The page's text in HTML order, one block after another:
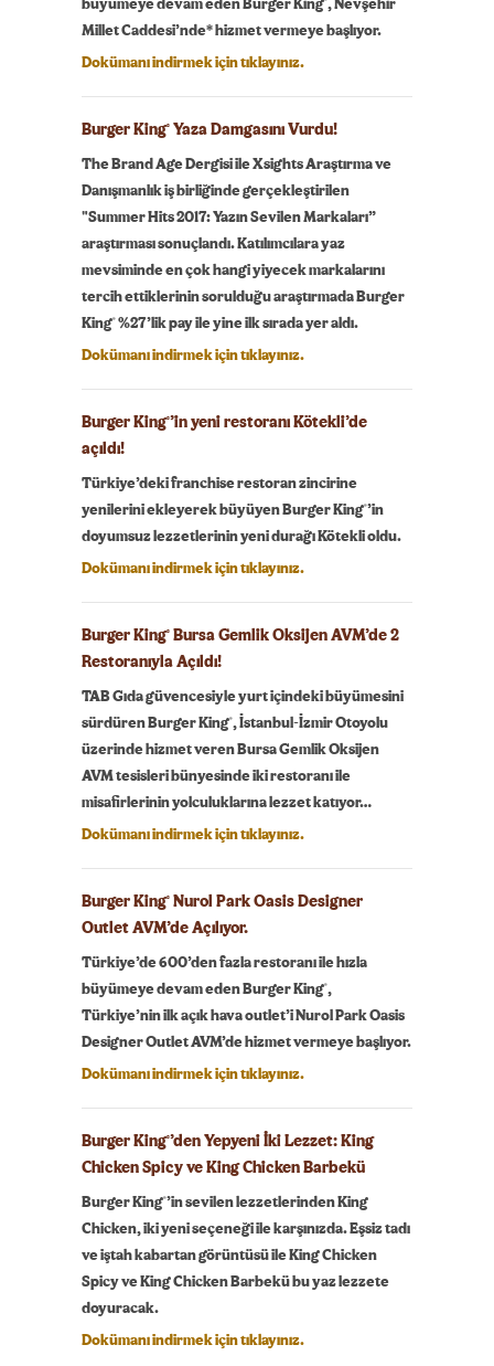
büyümeye devam eden Burger King , Nevşehir
Millet Caddesi’nde* hizmet vermeye başlıyor.
Dokümanı indirmek için tıklayınız.
Burger King® Yaza Damgasını Vurdu!
The Brand Age Dergisi ile Xsights Araştırma ve
Danışmanlık iş birliğinde gerçekleştirilen
"Summer Hits 2017: Yazın Sevilen Markaları”
araştırması sonuçlandı. Katılımcılara yaz
mevsiminde en çok hangi yiyecek markalarını
tercih ettiklerinin sorulduğu araştırmada Burger
King® %27’lik pay ile yine ilk sırada yer aldı.
Dokümanı indirmek için tıklayınız.
Burger King®’in yeni restoranı Kötekli’de
açıldı!
Türkiye’deki franchise restoran zincirine
yenilerini ekleyerek büyüyen Burger King®’in
doyumsuz lezzetlerinin yeni durağı Kötekli oldu.
Dokümanı indirmek için tıklayınız.
Burger King® Bursa Gemlik Oksijen AVM’de 2
Restoranıyla Açıldı!
TAB Gıda güvencesiyle yurt içindeki büyümesini
sürdüren Burger King®, İstanbul-İzmir Otoyolu
üzerinde hizmet veren Bursa Gemlik Oksijen
AVM tesisleri bünyesinde iki restoranı ile
misafirlerinin yolculuklarına lezzet katıyor…
Dokümanı indirmek için tıklayınız.
Burger King® Nurol Park Oasis Designer
Outlet AVM’de Açılıyor.
Türkiye’de 600’den fazla restoranı ile hızla
büyümeye devam eden Burger King®,
Türkiye’nin ilk açık hava outlet’i Nurol Park Oasis
Designer Outlet AVM’de hizmet vermeye başlıyor.
Dokümanı indirmek için tıklayınız.
Burger King®’den Yepyeni İki Lezzet: King
Chicken Spicy ve King Chicken Barbekü
Burger King®’in sevilen lezzetlerinden King
Chicken, iki yeni seçeneği ile karşınızda. Eşsiz tadı
ve iştah kabartan görüntüsü ile King Chicken
Spicy ve King Chicken Barbekü bu yaz lezzete
doyuracak.
Dokümanı indirmek için tıklayınız.